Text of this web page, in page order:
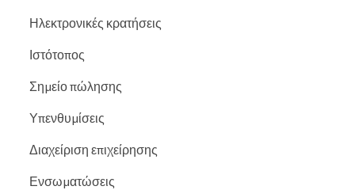
Ηλεκτρονικές κρατήσεις
Ιστότοπος
Σημείο πώλησης
Υπενθυμίσεις
Διαχείριση επιχείρησης
Ενσωματώσεις